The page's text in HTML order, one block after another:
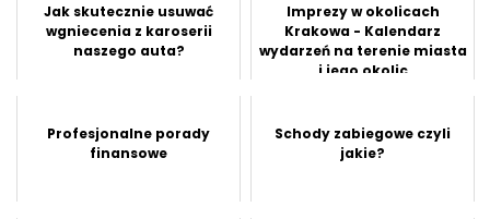
Jak skutecznie usuwać
wgniecenia z karoserii
naszego auta?
Imprezy w okolicach
Krakowa - Kalendarz
wydarzeń na terenie miasta
i jego okolic
Profesjonalne porady
finansowe
Schody zabiegowe czyli
jakie?